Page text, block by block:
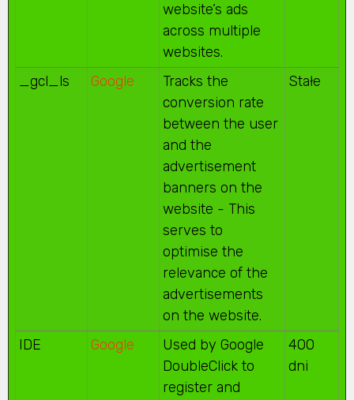
website’s ads
across multiple
websites.
_gcl_ls Google
Tracks the
conversion rate
between the user
and the
advertisement
banners on the
website - This
serves to
optimise the
relevance of the
advertisements
on the website.
Stałe
IDE Google
Used by Google
DoubleClick to
register and
400
dni